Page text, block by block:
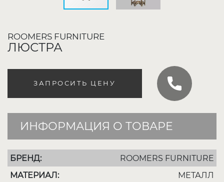
ROOMERS FURNITURE
ЛЮСТРА
ЗАПРОСИТЬ ЦЕНУ
ИНФОРМАЦИЯ О ТОВАРЕ
БРЕНД:
ROOMERS FURNITURE
МАТЕРИАЛ:
МЕТАЛЛ